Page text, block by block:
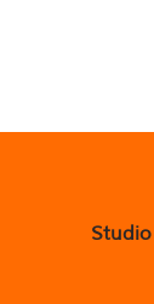
Studio